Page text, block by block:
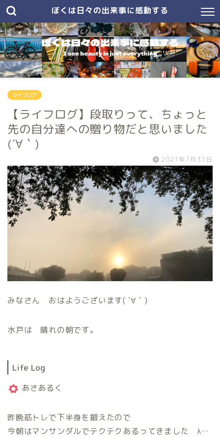
ぼくは日々の出来事に感動する
ライフログ
【ライフログ】段取りって、ちょっと
先の自分達への贈り物だと思いました
(´∀｀)
2021年7月31日
みなさん おはようございます( ´∀｀)
水戸は 晴れの朝です。
Life Log
あさあるく
昨晩筋トレで下半身を鍛えたので
今朝はマンサンダルでテクテクあるってきました λ…